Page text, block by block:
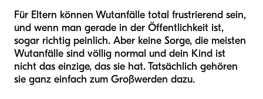
Für Eltern können Wutanfälle total frustrierend sein,
und wenn man gerade in der Öffentlichkeit ist,
sogar richtig peinlich. Aber keine Sorge, die meisten
Wutanfälle sind völlig normal und dein Kind ist
nicht das einzige, das sie hat. Tatsächlich gehören
sie ganz einfach zum Großwerden dazu.